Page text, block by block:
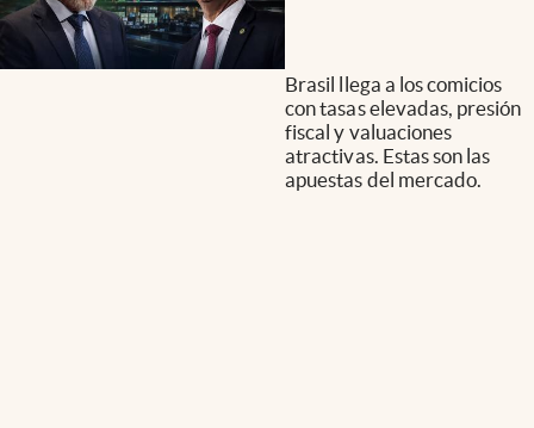
Brasil llega a los comicios
con tasas elevadas, presión
fiscal y valuaciones
atractivas. Estas son las
apuestas del mercado.